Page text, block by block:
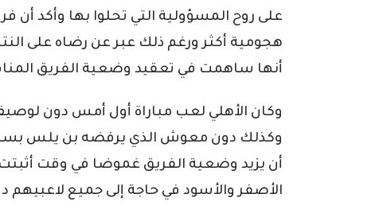
على روح المسؤولية التي تحلوا بها وأكد أن
هجومية أكثر ورغم ذلك عبر عن رضاه على
أنها ساهمت في تعقيد وضعية الفريق
وكان الأهلي لعب مباراة أول أمس دون
وكذلك دون معوش الذي يرفضه بن يلس
أن يزيد وضعية الفريق غموضا في وقت
الأصفر والأسود في حاجة إلى جميع لاعبيهم